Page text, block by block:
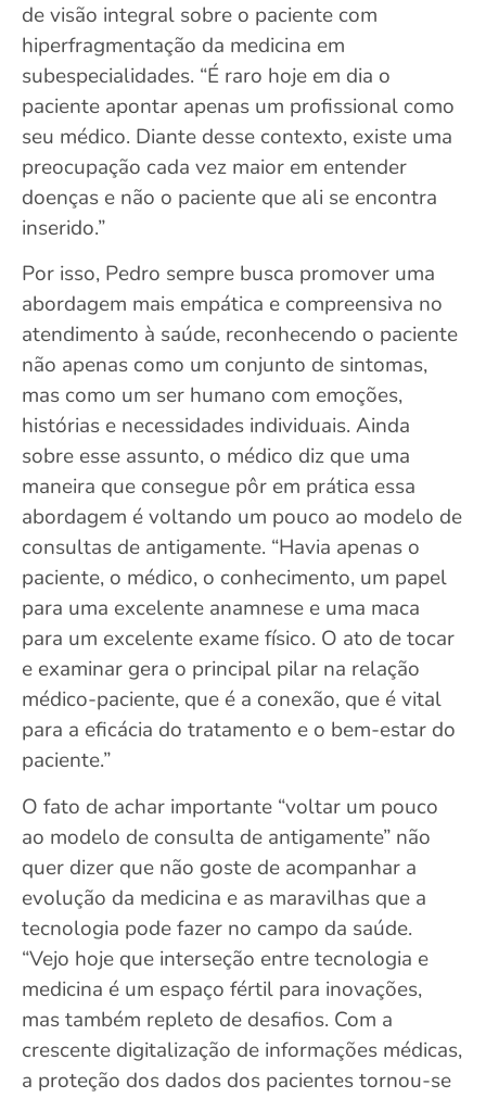
de visão integral sobre o paciente com
hiperfragmentação da medicina em
subespecialidades. “É raro hoje em dia o
paciente apontar apenas um profissional como
seu médico. Diante desse contexto, existe uma
preocupação cada vez maior em entender
doenças e não o paciente que ali se encontra
inserido.”
Por isso, Pedro sempre busca promover uma
abordagem mais empática e compreensiva no
atendimento à saúde, reconhecendo o paciente
não apenas como um conjunto de sintomas,
mas como um ser humano com emoções,
histórias e necessidades individuais. Ainda
sobre esse assunto, o médico diz que uma
maneira que consegue pôr em prática essa
abordagem é voltando um pouco ao modelo de
consultas de antigamente. “Havia apenas o
paciente, o médico, o conhecimento, um papel
para uma excelente anamnese e uma maca
para um excelente exame físico. O ato de tocar
e examinar gera o principal pilar na relação
médico-paciente, que é a conexão, que é vital
para a eficácia do tratamento e o bem-estar do
paciente.”
O fato de achar importante “voltar um pouco
ao modelo de consulta de antigamente” não
quer dizer que não goste de acompanhar a
evolução da medicina e as maravilhas que a
tecnologia pode fazer no campo da saúde.
“Vejo hoje que interseção entre tecnologia e
medicina é um espaço fértil para inovações,
mas também repleto de desafios. Com a
crescente digitalização de informações médicas,
a proteção dos dados dos pacientes tornou-se